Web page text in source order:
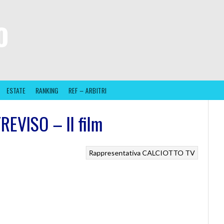
ESTATE RANKING REF – ARBITRI
– Il film
Rappresentativa CALCIOTTO TV